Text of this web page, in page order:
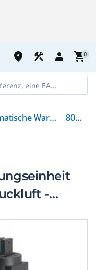
place construction person shopping_cart0
Pneumatische Wartungseinheiten 8025359
-